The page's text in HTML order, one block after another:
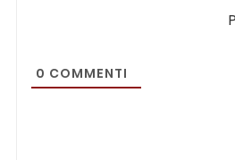
0 COMMENTI